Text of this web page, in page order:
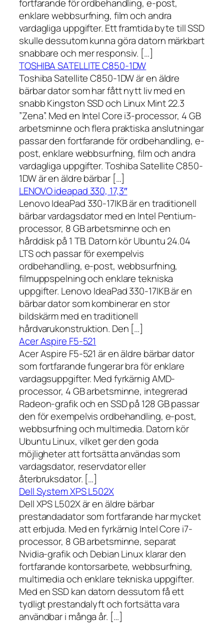
fortfarande för ordbehandling, e-post,
enklare webbsurfning, film och andra
vardagliga uppgifter. Ett framtida byte till SSD
skulle dessutom kunna göra datorn märkbart
snabbare och mer responsiv. […]
TOSHIBA SATELLITE C850-1DW
Toshiba Satellite C850-1DW är en äldre
bärbar dator som har fått nytt liv med en
snabb Kingston SSD och Linux Mint 22.3
”Zena”. Med en Intel Core i3-processor, 4 GB
arbetsminne och flera praktiska anslutningar
passar den fortfarande för ordbehandling, e-
post, enklare webbsurfning, film och andra
vardagliga uppgifter. Toshiba Satellite C850-
1DW är en äldre bärbar […]
LENOVO ideapad 330, 17,3″
Lenovo IdeaPad 330-17IKB är en traditionell
bärbar vardagsdator med en Intel Pentium-
processor, 8 GB arbetsminne och en
hårddisk på 1 TB. Datorn kör Ubuntu 24.04
LTS och passar för exempelvis
ordbehandling, e-post, webbsurfning,
filmuppspelning och enklare tekniska
uppgifter. Lenovo IdeaPad 330-17IKB är en
bärbar dator som kombinerar en stor
bildskärm med en traditionell
hårdvarukonstruktion. Den […]
Acer Aspire F5-521
Acer Aspire F5-521 är en äldre bärbar dator
som fortfarande fungerar bra för enklare
vardagsuppgifter. Med fyrkärnig AMD-
processor, 4 GB arbetsminne, integrerad
Radeon-grafik och en SSD på 128 GB passar
den för exempelvis ordbehandling, e-post,
webbsurfning och multimedia. Datorn kör
Ubuntu Linux, vilket ger den goda
möjligheter att fortsätta användas som
vardagsdator, reservdator eller
återbruksdator. […]
Dell System XPS L502X
Dell XPS L502X är en äldre bärbar
prestandadator som fortfarande har mycket
att erbjuda. Med en fyrkärnig Intel Core i7-
processor, 8 GB arbetsminne, separat
Nvidia-grafik och Debian Linux klarar den
fortfarande kontorsarbete, webbsurfning,
multimedia och enklare tekniska uppgifter.
Med en SSD kan datorn dessutom få ett
tydligt prestandalyft och fortsätta vara
användbar i många år. […]